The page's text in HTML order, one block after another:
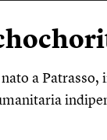
a Patrasso,